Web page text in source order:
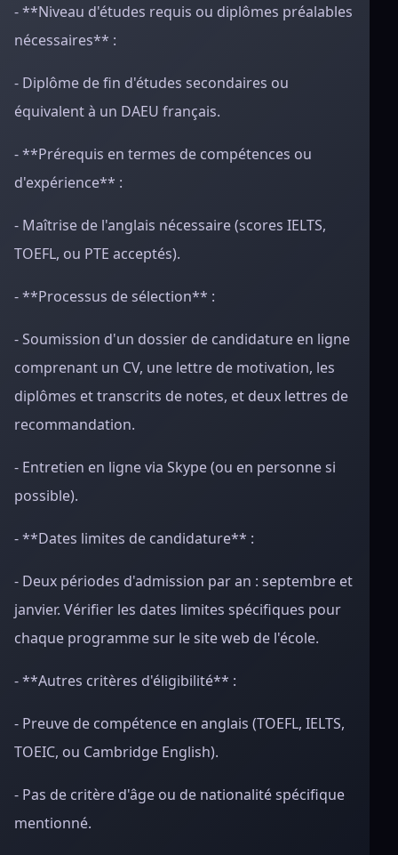
- **Niveau d'études requis ou diplômes préalables
nécessaires** :
- Diplôme de fin d'études secondaires ou
équivalent à un DAEU français.
- **Prérequis en termes de compétences ou
d'expérience** :
- Maîtrise de l'anglais nécessaire (scores IELTS,
TOEFL, ou PTE acceptés).
- **Processus de sélection** :
- Soumission d'un dossier de candidature en ligne
comprenant un CV, une lettre de motivation, les
diplômes et transcrits de notes, et deux lettres de
recommandation.
- Entretien en ligne via Skype (ou en personne si
possible).
- **Dates limites de candidature** :
- Deux périodes d'admission par an : septembre et
janvier. Vérifier les dates limites spécifiques pour
chaque programme sur le site web de l'école.
- **Autres critères d'éligibilité** :
- Preuve de compétence en anglais (TOEFL, IELTS,
TOEIC, ou Cambridge English).
- Pas de critère d'âge ou de nationalité spécifique
mentionné.